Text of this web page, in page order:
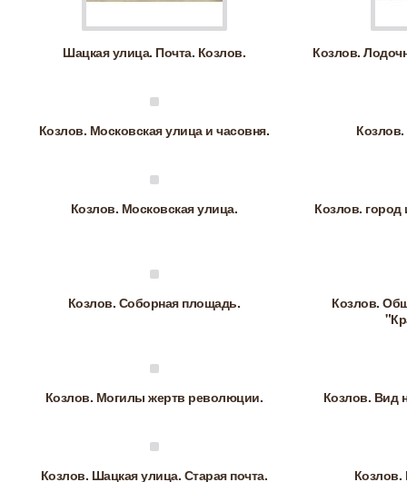
Шацкая улица. Почта. Козлов. Козлов.
Козлов. Московская улица и часовня.
Козлов. Московская улица. Козлов. город
Козлов. Соборная площадь.
Козлов.
Козлов. Могилы жертв революции. Козлов. Вид
Козлов. Шацкая улица. Старая почта. Козлов.